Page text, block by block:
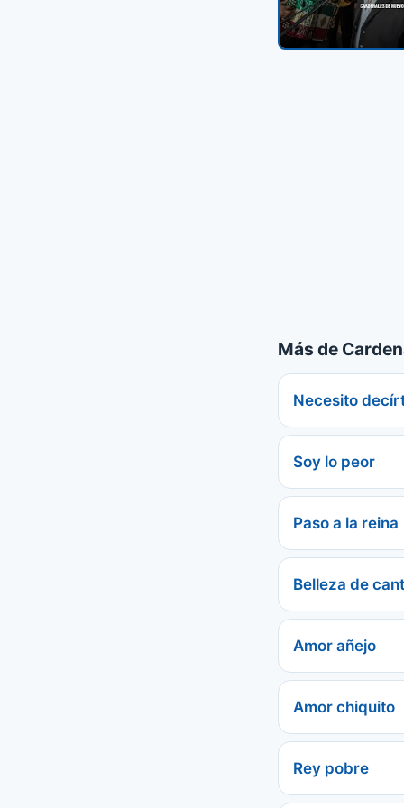
Más de
Necesito
Soy lo peor
Paso a la reina
Belleza de
Amor añejo
Amor chiquito
Rey pobre